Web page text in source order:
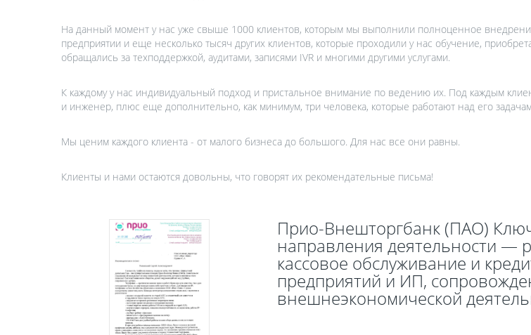
На данный момент у нас уже свыше 1000 клиентов, которым мы выполнили полноценное
предприятии и еще несколько тысяч других клиентов, которые проходили у нас обучение,
обращались за техподдержкой, аудитами, записями IVR и многими другими услугами.
К каждому у нас индивидуальный подход и пристальное внимание по ведению их. Под каждым
и инженер, плюс еще дополнительно, как минимум, три человека, которые работают над его
Мы ценим каждого клиента - от малого бизнеса до большого. Для нас все они равны.
Клиенты и нами остаются довольны, что говорят их рекомендательные письма!
Прио-Внешторгбанк (ПАО)
направления деятельности —
кассовое обслуживание и
предприятий и ИП,
внешнеэкономической